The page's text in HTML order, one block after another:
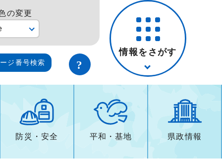
の変更
ジ番号検索
情報をさがす
防災・安全 平和・基地 県政情報